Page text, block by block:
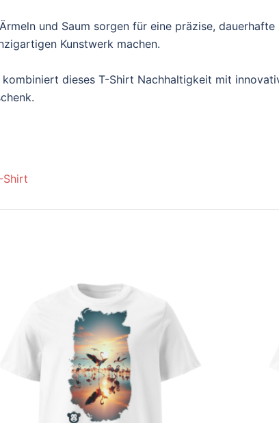
und Saum sorgen für eine präzise,
Kunstwerk machen.
dieses T-Shirt Nachhaltigkeit mit
Shirt